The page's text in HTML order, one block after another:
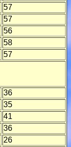
57
57
56
58
57
36
35
41
36
26